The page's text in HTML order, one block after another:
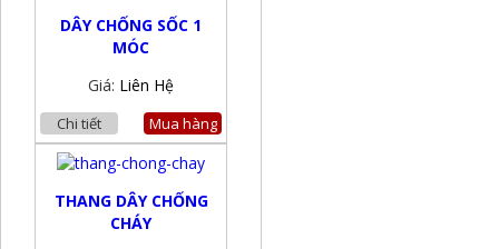
DÂY CHỐNG SỐC 1
MÓC
Giá: Liên Hệ
Chi tiết Mua hàng
THANG DÂY CHỐNG
CHÁY